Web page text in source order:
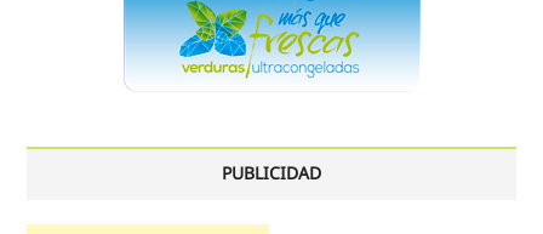
PUBLICIDAD